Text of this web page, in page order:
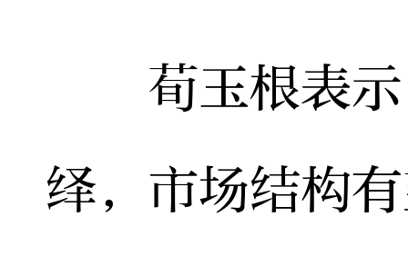
荀玉根表示
绎，市场结构